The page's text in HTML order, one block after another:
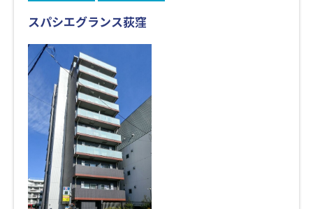
スパシエグランス荻窪